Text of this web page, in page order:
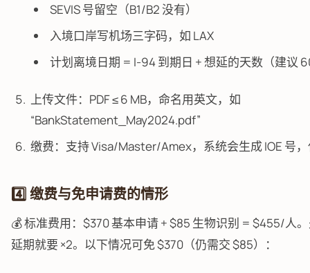
SEVIS 号留空（B1/B2 没有）
入境口岸写机场三字码，如 LAX
计划离境日期 = I-94 到期日 + 想延的天数（建议
上传文件：PDF ≤ 6 MB，命名用英文，如
“BankStatement_May2024.pdf”
缴费：支持 Visa/Master/Amex，系统会生成 IOE 号
4️⃣ 缴费与免申请费的情形
💰 标准费用：$370 基本申请 + $85 生物识别 = $455/人
延期就要 ×2。以下情况可免 $370（仍需交 $85）：